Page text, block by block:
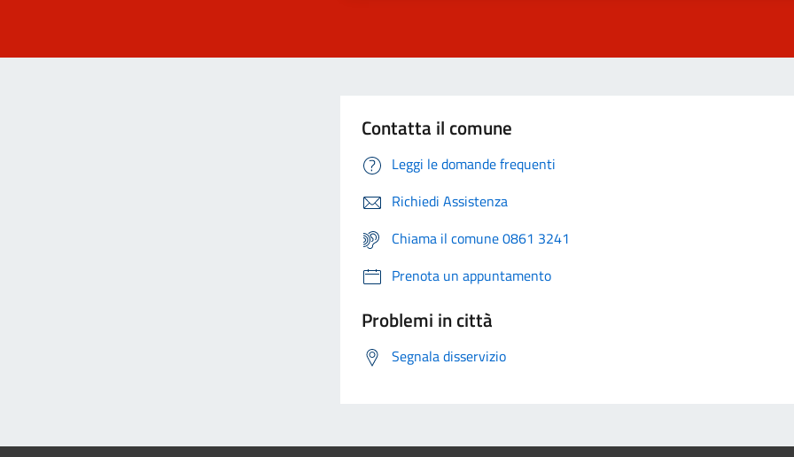
Contatta il comune
Leggi le domande frequenti
Richiedi Assistenza
Chiama il comune 0861 3241
Prenota un appuntamento
Problemi in città
Segnala disservizio